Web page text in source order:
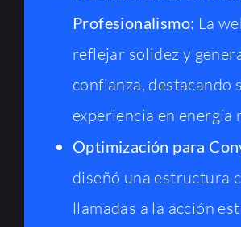
Profesionalismo: La
reflejar solidez y
confianza, destacando
experiencia en energía
Optimización para
diseñó una estructura
llamadas a la acción